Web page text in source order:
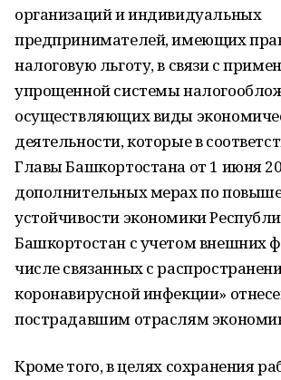
организаций и индивидуальных
предпринимателей, имеющих
налоговую льготу, в связи с
упрощенной системы
осуществляющих виды
деятельности, которые в
Главы Башкортостана от 1 июня
дополнительных мерах по
устойчивости экономики
Башкортостан с учетом внешних
числе связанных с
коронавирусной инфекции»
пострадавшим отраслям
Кроме того, в целях сохранения